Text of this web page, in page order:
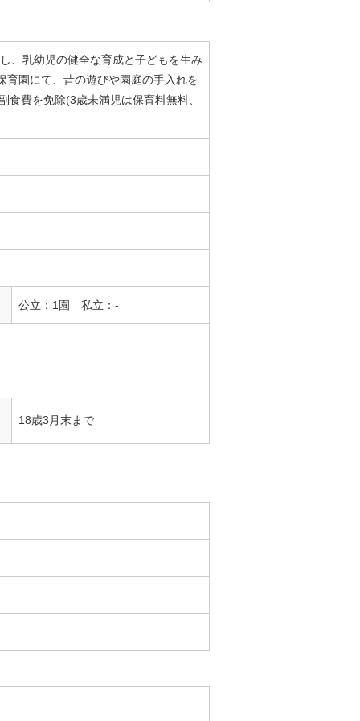
、乳幼児の健全な育成と子どもを生み
園にて、昔の遊びや園庭の手入れを
費を免除(3歳未満児は保育料無料、
公立：1園 私立：-
18歳3月末まで